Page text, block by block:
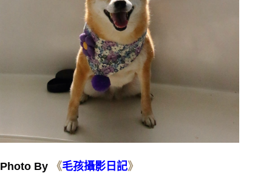
Photo By 《毛孩攝影日 記》